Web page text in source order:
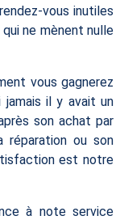
vous inutiles
ne mènent nulle
vous gagnerez
il y avait un
son achat par
réparation ou son
est notre
à note service